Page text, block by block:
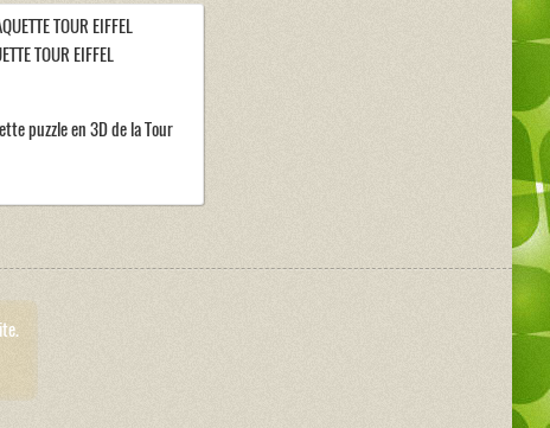
TOUR EIFFEL
puzzle en 3D de la Tour